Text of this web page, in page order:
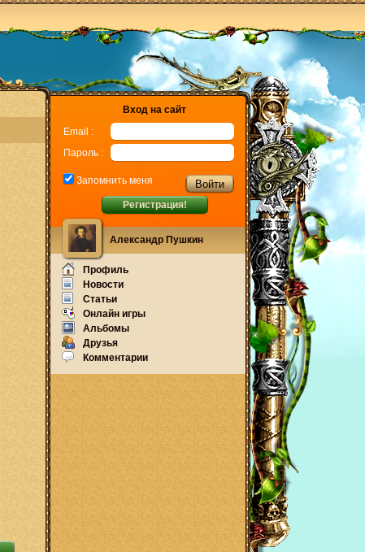
Вход на сайт
Email :
Пароль :
Запомнить меня
Регистрация!
Александр Пушкин
Профиль
Новости
Статьи
Онлайн игры
Альбомы
Друзья
Комментарии